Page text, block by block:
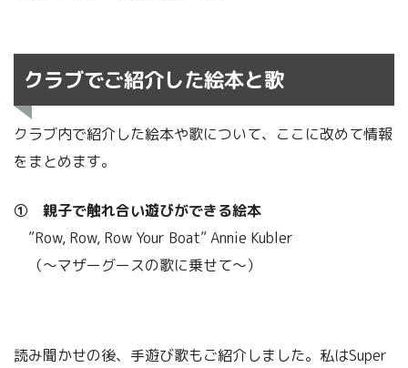
クラブでご紹介した絵本と歌
クラブ内で紹介した絵本や歌について、ここに改めて情報
をまとめます。
① 親子で触れ合い遊びができる絵本
”Row, Row, Row Your Boat” Annie Kubler
（～マザーグースの歌に乗せて～）
読み聞かせの後、手遊び歌もご紹介しました。私はSuper